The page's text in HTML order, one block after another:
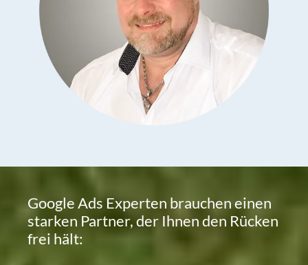
Google Ads Experten brauchen einen
starken Partner, der Ihnen den Rücken
frei hält: